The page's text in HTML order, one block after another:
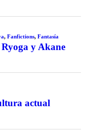
, Fanfictions, Fantasía
y Akane
actual